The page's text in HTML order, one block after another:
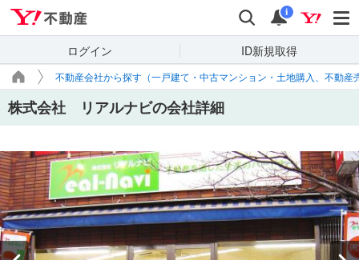
検索 通知
i
ログイン ID新規取得
不動産会社から探す（一戸建て・中古マンション・土地購入、不動産
株式会社 リアルナビの会社詳細